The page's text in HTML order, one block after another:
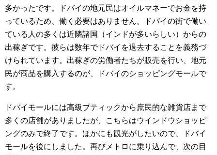
多かったです。ドバイの地元民はオイルマネーでお金を持
っているため、働く必要はありません。ドバイの街で働い
ている人の多くは近隣諸国（インドが多いらしい）からの
出稼ぎです。彼らは数年でドバイを退去することを義務づ
けられています。出稼ぎの労働者たちが販売を行い、地元
民が商品を購入するのが、ドバイのショッピングモールで
す。
ドバイモールには高級ブティックから庶民的な雑貨店まで
多くの店舗がありましたが、こちらはウインドウショッピ
ングのみで終了です。ほかにも観光がしたいので、ドバイ
モールを後にしました。再びメトロに乗り込んで、次の目